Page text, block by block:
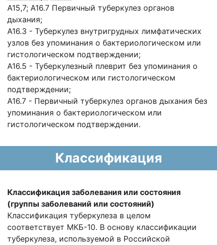
А15,7; А16.7 Первичный туберкулез органов
дыхания;
A16.3 - Туберкулез внутригрудных лимфатических
узлов без упоминания о бактериологическом или
гистологическом подтверждении;
A16.5 - Туберкулезный плеврит без упоминания о
бактериологическом или гистологическом
подтверждении;
A16.7 - Первичный туберкулез органов дыхания без
упоминания о бактериологическом или
гистологическом подтверждении.
Классификация
Классификация заболевания или состояния
(группы заболеваний или состояний)
Классификация туберкулеза в целом
соответствует МКБ-10. В основу классификации
туберкулеза, используемой в Российской